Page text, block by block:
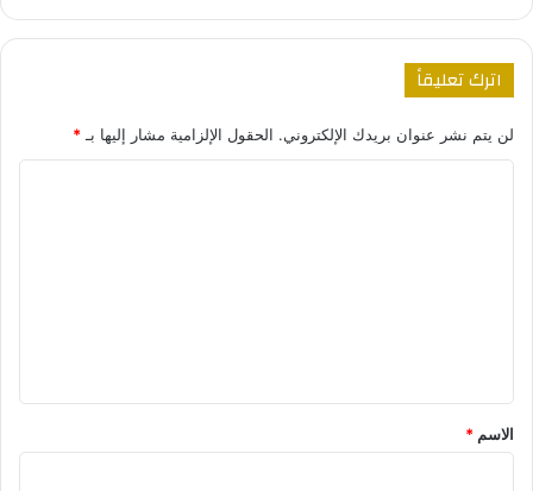
اترك تعليقاً
لن يتم نشر عنوان بريدك الإلكتروني. الحقول الإلزامية مشار إليها بـ *
*
الاسم *